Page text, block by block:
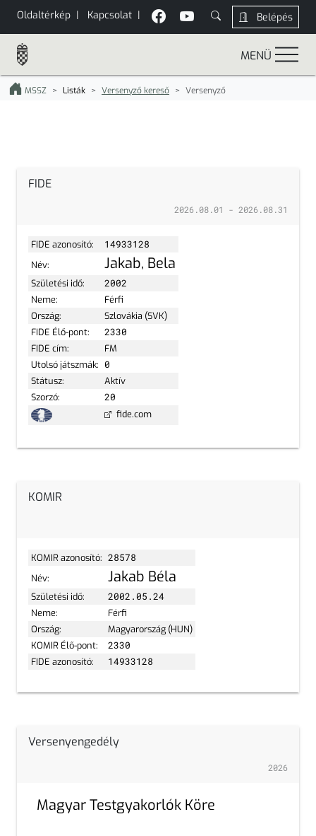
Oldaltérkép | Kapcsolat | Belépés
MENÜ
MSSZ Listák Versenyző kereső Versenyző
FIDE
2026.08.01 - 2026.08.31
FIDE azonosító: 14933128
Név: Jakab, Bela
Születési idő: 2002
Neme:
Férfi
Ország:
Szlovákia (SVK)
FIDE Élő-pont:
2330
FIDE cím:
FM
Utolsó játszmák:
0
Státusz:
Aktív
Szorzó:
20
fide.com
KOMIR
KOMIR azonosító: 28578
Név: Jakab Béla
Születési idő: 2002.05.24
Neme:
Férfi
Ország:
Magyarország (HUN)
KOMIR Élő-pont:
2330
FIDE azonosító: 14933128
Versenyengedély
2026
Magyar Testgyakorlók Köre